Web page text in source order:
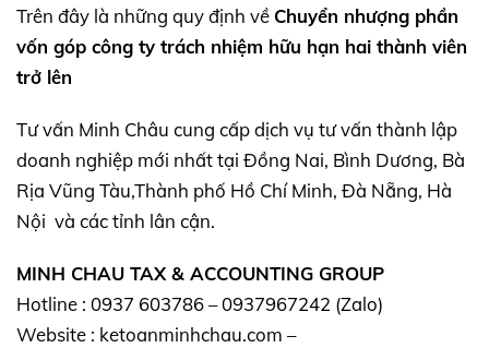
Trên đây là những quy định về Chuyển nhượng phần
vốn góp công ty trách nhiệm hữu hạn hai thành viên
trở lên
Tư vấn Minh Châu cung cấp dịch vụ tư vấn thành lập
doanh nghiệp mới nhất tại Đồng Nai, Bình Dương, Bà
Rịa Vũng Tàu,Thành phố Hồ Chí Minh, Đà Nẵng, Hà
Nội và các tỉnh lân cận.
MINH CHAU TAX & ACCOUNTING GROUP
Hotline : 0937 603786 – 0937967242 (Zalo)
Website : ketoanminhchau.com –